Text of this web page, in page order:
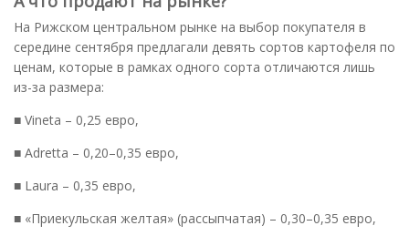
На Рижском центральном рынке на выбор покупателя в
середине сентября предлагали девять сортов картофеля по
ценам, которые в рамках одного сорта отличаются лишь
из-за размера:
■ Vineta – 0,25 евро,
■ Adretta – 0,20–0,35 евро,
■ Laura – 0,35 евро,
■ «Приекульская желтая» (рассыпчатая) – 0,30–0,35 евро,